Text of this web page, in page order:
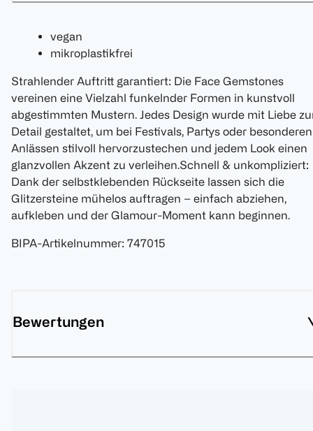
vegan
mikroplastikfrei
Strahlender Auftritt garantiert: Die Face Gemstones
vereinen eine Vielzahl funkelnder Formen in kunstvoll
abgestimmten Mustern. Jedes Design wurde mit Liebe
Detail gestaltet, um bei Festivals, Partys oder besonderen
Anlässen stilvoll hervorzustechen und jedem Look einen
glanzvollen Akzent zu verleihen.Schnell & unkompliziert:
Dank der selbstklebenden Rückseite lassen sich die
Glitzersteine mühelos auftragen – einfach abziehen,
aufkleben und der Glamour-Moment kann beginnen.
BIPA-Artikelnummer: 747015
Bewertungen